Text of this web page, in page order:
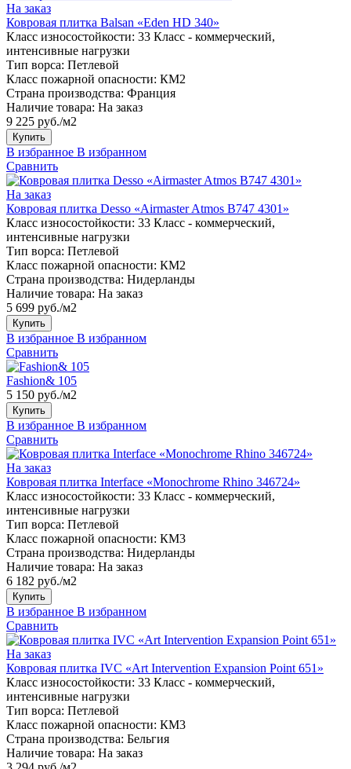
На заказ
Ковровая плитка Balsan «Eden HD 340»
Класс износостойкости: 33 Класс - коммерческий,
интенсивные нагрузки
Тип ворса: Петлевой
Класс пожарной опасности: КМ2
Страна производства: Франция
Наличие товара: На заказ
9 225 руб./м2
Купить
В избранное В избранном
Сравнить
На заказ
Ковровая плитка Desso «Airmaster Atmos B747 4301»
Класс износостойкости: 33 Класс - коммерческий,
интенсивные нагрузки
Тип ворса: Петлевой
Класс пожарной опасности: КМ2
Страна производства: Нидерланды
Наличие товара: На заказ
5 699 руб./м2
Купить
В избранное В избранном
Сравнить
Fashion& 105
5 150 руб./м2
Купить
В избранное В избранном
Сравнить
На заказ
Ковровая плитка Interface «Monochrome Rhino 346724»
Класс износостойкости: 33 Класс - коммерческий,
интенсивные нагрузки
Тип ворса: Петлевой
Класс пожарной опасности: КМ3
Страна производства: Нидерланды
Наличие товара: На заказ
6 182 руб./м2
Купить
В избранное В избранном
Сравнить
На заказ
Ковровая плитка IVC «Art Intervention Expansion Point 651»
Класс износостойкости: 33 Класс - коммерческий,
интенсивные нагрузки
Тип ворса: Петлевой
Класс пожарной опасности: КМ3
Страна производства: Бельгия
Наличие товара: На заказ